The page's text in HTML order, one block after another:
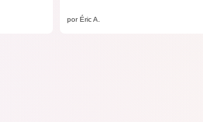
por Éric A.